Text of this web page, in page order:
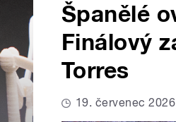
Španělé
Finálový
Torres
19. červenec